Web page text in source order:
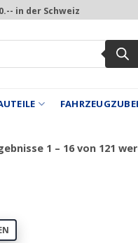
in der Schweiz
1 – 16 von 121